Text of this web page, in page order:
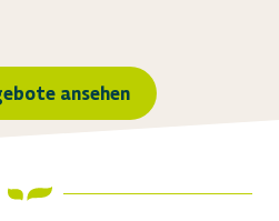
ansehen